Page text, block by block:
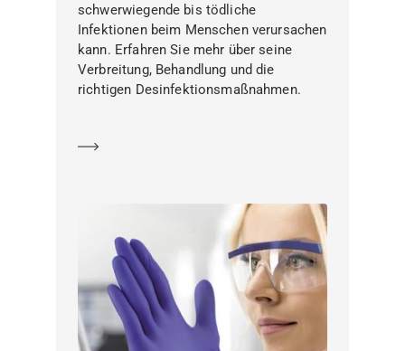
schwerwiegende bis tödliche
Infektionen beim Menschen verursachen
kann. Erfahren Sie mehr über seine
Verbreitung, Behandlung und die
richtigen Desinfektionsmaßnahmen.